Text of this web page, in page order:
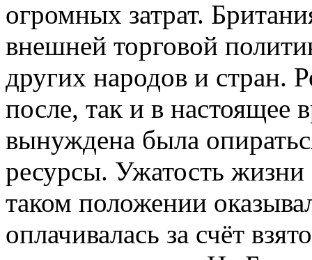
огромных затрат.
внешней торговой
других народов и стран.
после, так и в настоящее
вынуждена была
ресурсы. Ужатость
таком положении
оплачивалась за счёт